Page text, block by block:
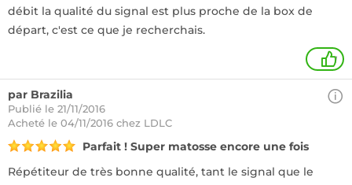
débit la qualité du signal est plus proche de la box de
départ, c'est ce que je recherchais.
1
par Brazilia
Publié le 21/11/2016
Acheté le 04/11/2016 chez LDLC
Parfait ! Super matosse encore une fois
Répétiteur de très bonne qualité, tant le signal que le